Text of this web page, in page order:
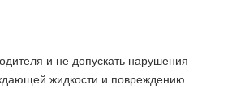
и не допускать нарушения
жидкости и повреждению